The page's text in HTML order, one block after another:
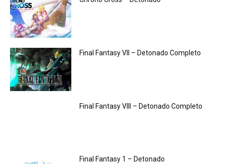
Final Fantasy VII – Detonado Completo
Final Fantasy VIII – Detonado Completo
Final Fantasy 1 – Detonado